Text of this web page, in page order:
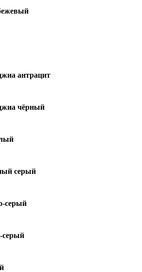
антрацит
чёрный
серый
серый
серый